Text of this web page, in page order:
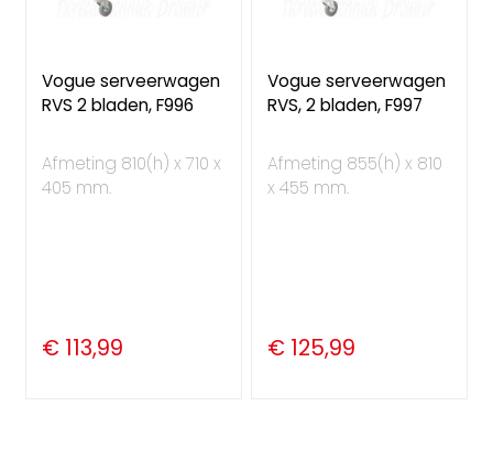
Vogue serveerwagen
RVS 2 bladen, F996
Afmeting 810(h) x 710 x
405 mm.
€ 113,99
Vogue serveerwagen
RVS, 2 bladen, F997
Afmeting 855(h) x 810
x 455 mm.
€ 125,99